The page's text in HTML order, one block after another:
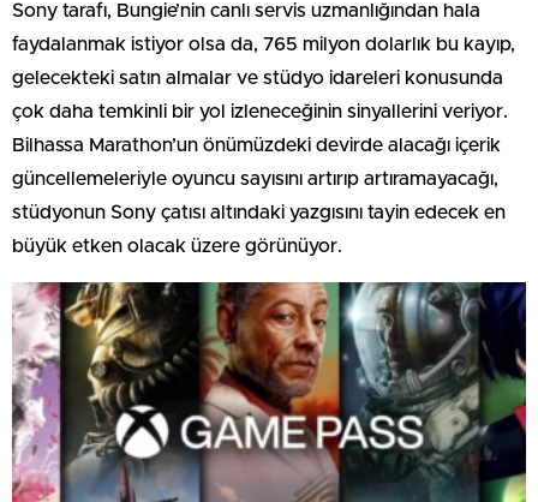
Sony tarafı, Bungie’nin canlı servis uzmanlığından hala
faydalanmak istiyor olsa da, 765 milyon dolarlık bu kayıp,
gelecekteki satın almalar ve stüdyo idareleri konusunda
çok daha temkinli bir yol izleneceğinin sinyallerini veriyor.
Bilhassa Marathon’un önümüzdeki devirde alacağı içerik
güncellemeleriyle oyuncu sayısını artırıp artıramayacağı,
stüdyonun Sony çatısı altındaki yazgısını tayin edecek en
büyük etken olacak üzere görünüyor.